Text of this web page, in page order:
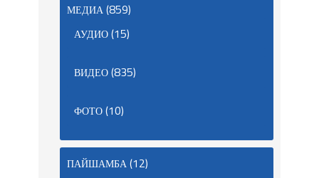
МЕДИА(859)
АУДИО(15)
ВИДЕО(835)
ФОТО(10)
ПАЙШАМБА(12)